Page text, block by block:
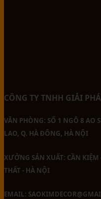
CÔNG TY TNHH GIẢI
VĂN PHÒNG: SỐ 1 NGÕ 8 AO
LAO, Q. HÀ ĐÔNG, HÀ NỘI
XƯỞNG SẢN XUẤT: CẦN KIỆM
THẤT - HÀ NỘI
EMAIL: